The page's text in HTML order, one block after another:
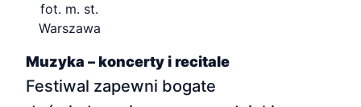
fot. m. st.
Warszawa
Muzyka – koncerty i recitale
Festiwal zapewni bogate